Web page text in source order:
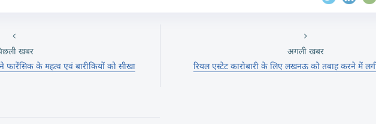
खबर
फारेंसिक के महत्व एवं बारीकियों को सीखा
अगली खबर
रियल एस्टेट कारोबारी के लिए लखनऊ को तबाह करने में